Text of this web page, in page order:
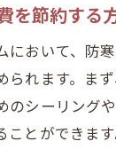
札幌
効果
リフ
成功
理想
を節約する
おいて、防
れます。ま
のシーリング
ことができま